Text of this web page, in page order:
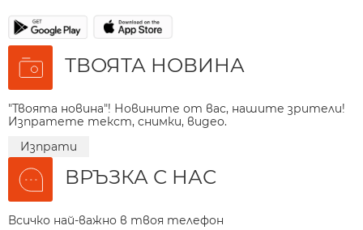
ТВОЯТА НОВИНА
"Твоята новина"! Новините от вас, нашите зрители!
Изпратете текст, снимки, видео.
Изпрати
ВРЪЗКА С НАС
Всичко най-важно в твоя телефон